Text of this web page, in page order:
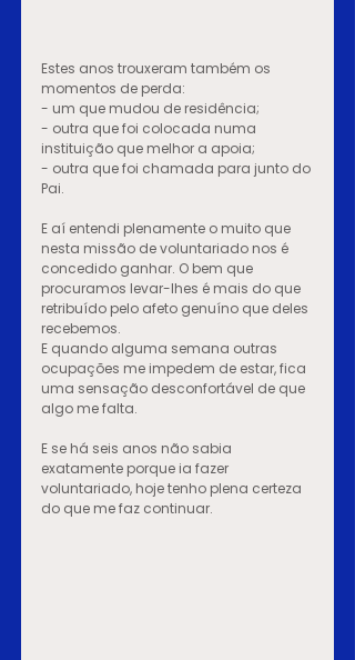
Estes anos trouxeram também os
momentos de perda:
- um que mudou de residência;
- outra que foi colocada numa
instituição que melhor a apoia;
- outra que foi chamada para junto do
Pai.
E aí entendi plenamente o muito que
nesta missão de voluntariado nos é
concedido ganhar. O bem que
procuramos levar-lhes é mais do que
retribuído pelo afeto genuíno que deles
recebemos.
E quando alguma semana outras
ocupações me impedem de estar, fica
uma sensação desconfortável de que
algo me falta.
E se há seis anos não sabia
exatamente porque ia fazer
voluntariado, hoje tenho plena certeza
do que me faz continuar.